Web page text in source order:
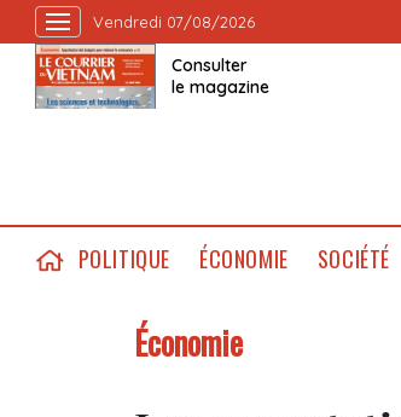
Vendredi 07/08/2026
Consulter
le magazine
POLITIQUE ÉCONOMIE SOCIÉTÉ
Économie